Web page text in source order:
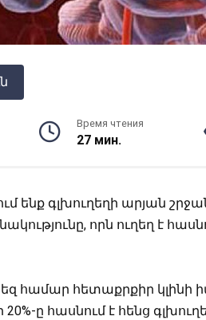
Время чтения
27 мин.
ենք գլխուղեղի արյան
որն ուղեղ է
համար հետաքրքիր կլինի
ը հասնում է հենց